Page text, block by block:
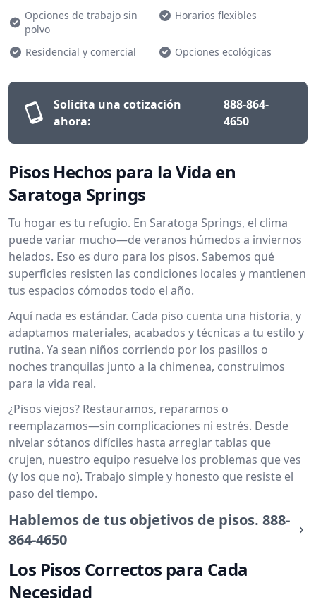
Opciones de trabajo sin
polvo
Horarios flexibles
Residencial y comercial Opciones ecológicas
Solicita una cotización
ahora:
888-864-
4650
Pisos Hechos para la Vida en
Saratoga Springs
Tu hogar es tu refugio. En Saratoga Springs, el clima
puede variar mucho—de veranos húmedos a inviernos
helados. Eso es duro para los pisos. Sabemos qué
superficies resisten las condiciones locales y mantienen
tus espacios cómodos todo el año.
Aquí nada es estándar. Cada piso cuenta una historia, y
adaptamos materiales, acabados y técnicas a tu estilo y
rutina. Ya sean niños corriendo por los pasillos o
noches tranquilas junto a la chimenea, construimos
para la vida real.
¿Pisos viejos? Restauramos, reparamos o
reemplazamos—sin complicaciones ni estrés. Desde
nivelar sótanos difíciles hasta arreglar tablas que
crujen, nuestro equipo resuelve los problemas que ves
(y los que no). Trabajo simple y honesto que resiste el
paso del tiempo.
Hablemos de tus objetivos de pisos. 888-
864-4650
Los Pisos Correctos para Cada
Necesidad